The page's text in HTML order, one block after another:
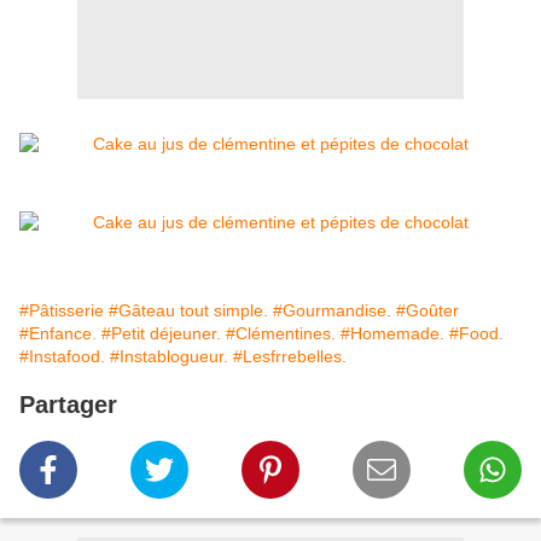
#Pâtisserie #Gâteau tout simple. #Gourmandise. #Goûter
#Enfance. #Petit déjeuner. #Clémentines. #Homemade. #Food.
#Instafood. #Instablogueur. #Lesfrrebelles.
Partager